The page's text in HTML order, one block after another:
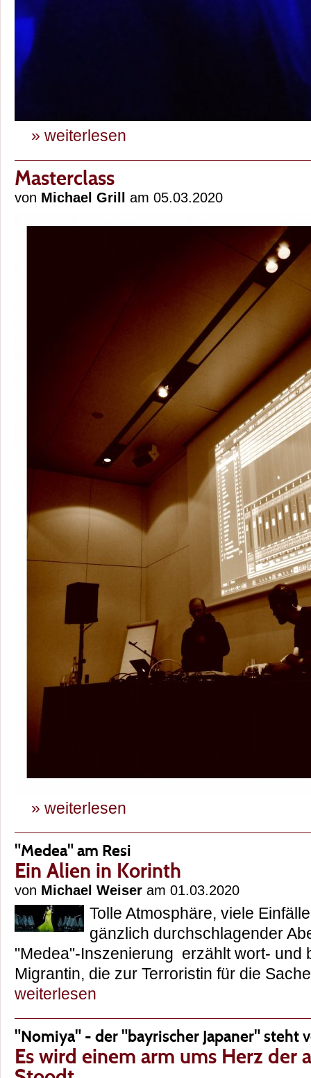
» weiterlesen
Masterclass
von Michael Grill am 05.03.2020
» weiterlesen
"Medea" am Resi
Ein Alien in Korinth
von Michael Weiser am 01.03.2020
Tolle Atmosphäre, viele
gänzlich durchschlagender
"Medea"-Inszenierung erzählt wort- und
Migrantin, die zur Terroristin für die
weiterlesen
"Nomiya" - der "bayrischer Japaner" steht
Es wird einem arm ums Herz der